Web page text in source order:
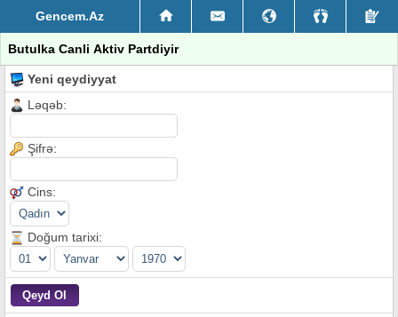
Gencem.Az
Butulka Canli Aktiv Partdiyir
Yeni qeydiyyat
Ləqəb:
Şifrə:
Cins:
Doğum tarixi: